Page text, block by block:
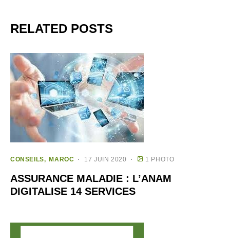
RELATED POSTS
CONSEILS MAROC 17 JUIN 2020 1 PHOTO
ASSURANCE MALADIE : L’ANAM
DIGITALISE 14 SERVICES